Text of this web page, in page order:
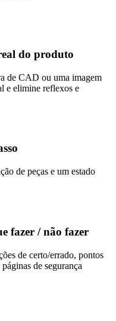
do produto
de CAD ou uma imagem
e elimine reflexos e
de peças e um estado
fazer / não fazer
de certo/errado, pontos
de segurança